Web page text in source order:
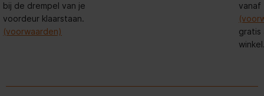
bij de drempel van je
voordeur klaarstaan.
(voorwaarden)
vanaf
gratis